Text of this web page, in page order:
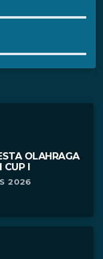
OLAHRAGA
CUP I
2026